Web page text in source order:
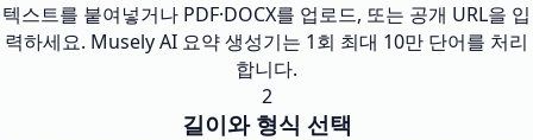
텍스트를 붙여넣거나 PDF·DOCX를 업로드, 또는 공개 URL을 입
력하세요. Musely AI 요약 생성기는 1회 최대 10만 단어를 처리
합니다.
2
길이와 형식 선택